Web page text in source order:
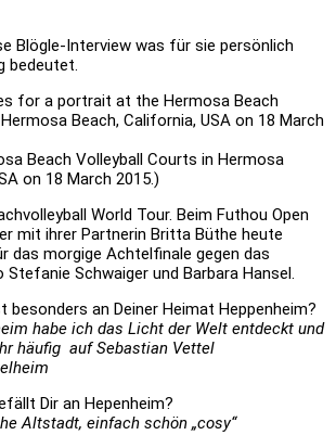
Blögle-Interview was für sie persönlich
bedeutet.
Beach Volleyball Courts in Hermosa
on 18 March 2015.)
World Tour. Beim Futhou Open
mit ihrer Partnerin Britta Büthe heute
das morgige Achtelfinale gegen das
Stefanie Schwaiger und Barbara Hansel.
besonders an Deiner Heimat Heppenheim?
habe ich das Licht der Welt entdeckt und
häufig auf Sebastian Vettel
Dir an Hepenheim?
Altstadt, einfach schön „cosy“